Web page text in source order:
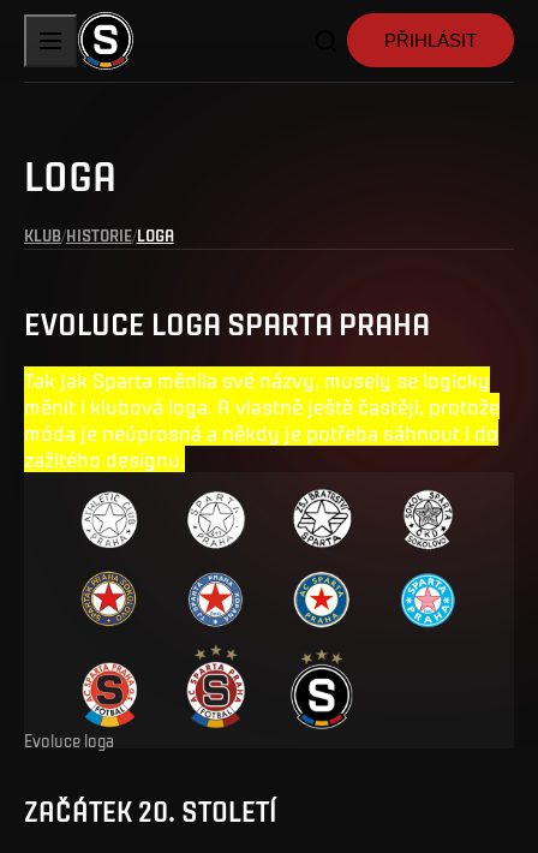
PŘIHLÁSIT
LOGA
KLUB HISTORIE LOGA
EVOLUCE LOGA SPARTA PRAHA
Tak jak Sparta měnila své názvy, musely se logicky
měnit i klubová loga. A vlastně ještě častěji, protože
móda je neúprosná a někdy je potřeba sáhnout i do
zažitého designu.
Evoluce loga
ZAČÁTEK 20. STOLETÍ